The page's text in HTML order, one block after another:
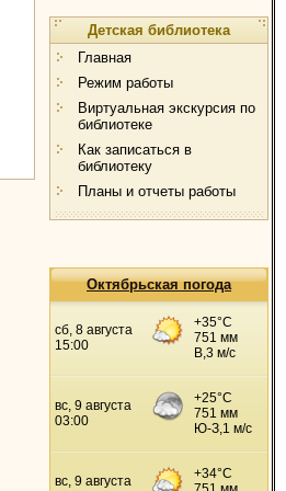
Детская библиотека
Главная
Режим работы
Виртуальная экскурсия по
библиотеке
Как записаться в
библиотеку
Планы и отчеты работы
Октябрьская погода